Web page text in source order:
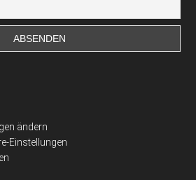
ändern
Einstellungen